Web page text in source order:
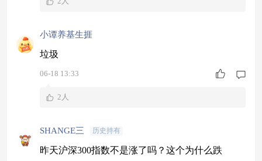
小谭养基生捱
垃圾
06-18 13:33
2人
SHANGE三 历史持有
昨天沪深300指数不是涨了吗？这个为什么跌